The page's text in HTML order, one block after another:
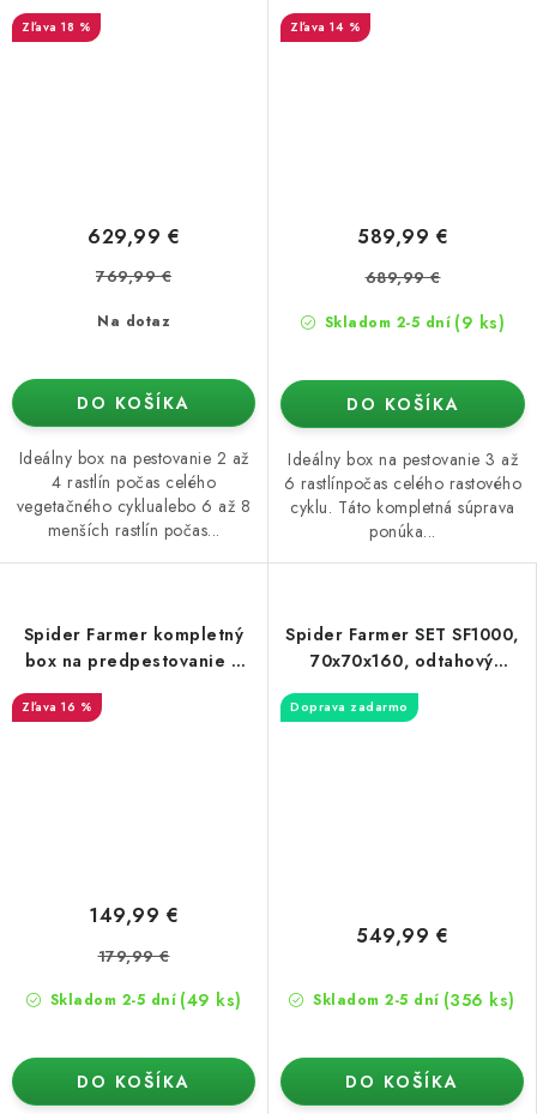
ventilátor (automatické
ovládanie)
18 %
Na dotaz
629,99 €
769,99 €
DO KOŠÍKA
Ideálny box na pestovanie 2 až
4 rastlín počas celého
vegetačného cyklualebo 6 až 8
menších rastlín počas...
ventilátor (manuálne
ovládanie)
14 %
Skladom 2-5 dní (9 ks)
589,99 €
689,99 €
DO KOŠÍKA
Ideálny box na pestovanie 3 až
6 rastlínpočas celého rastového
cyklu. Táto kompletná súprava
ponúka...
Spider Farmer kompletný
box na predpestovanie 4
16 %
Skladom 2-5 dní (49 ks)
149,99 €
179,99 €
DO KOŠÍKA
Spider Farmer SET SF1000,
70x70x160, odtahový
vlhkosti/teploty
Doprava zadarmo
Skladom 2-5 dní (356 ks)
549,99 €
DO KOŠÍKA